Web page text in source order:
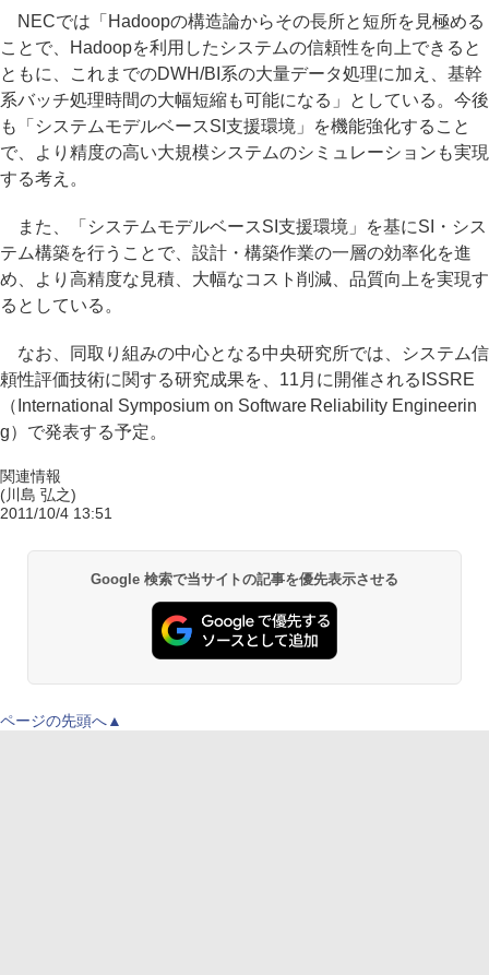
NECでは「Hadoopの構造論からその長所と短所を見極める
ことで、Hadoopを利用したシステムの信頼性を向上できると
ともに、これまでのDWH/BI系の大量データ処理に加え、基幹
系バッチ処理時間の大幅短縮も可能になる」としている。今後
も「システムモデルベースSI支援環境」を機能強化すること
で、より精度の高い大規模システムのシミュレーションも実現
する考え。
また、「システムモデルベースSI支援環境」を基にSI・シス
テム構築を行うことで、設計・構築作業の一層の効率化を進
め、より高精度な見積、大幅なコスト削減、品質向上を実現す
るとしている。
なお、同取り組みの中心となる中央研究所では、システム信
頼性評価技術に関する研究成果を、11月に開催されるISSRE
（International Symposium on Software Reliability Engineerin
g）で発表する予定。
関連情報
(川島 弘之)
2011/10/4 13:51
Google 検索で当サイトの記事を優先表示させる
ページの先頭へ▲